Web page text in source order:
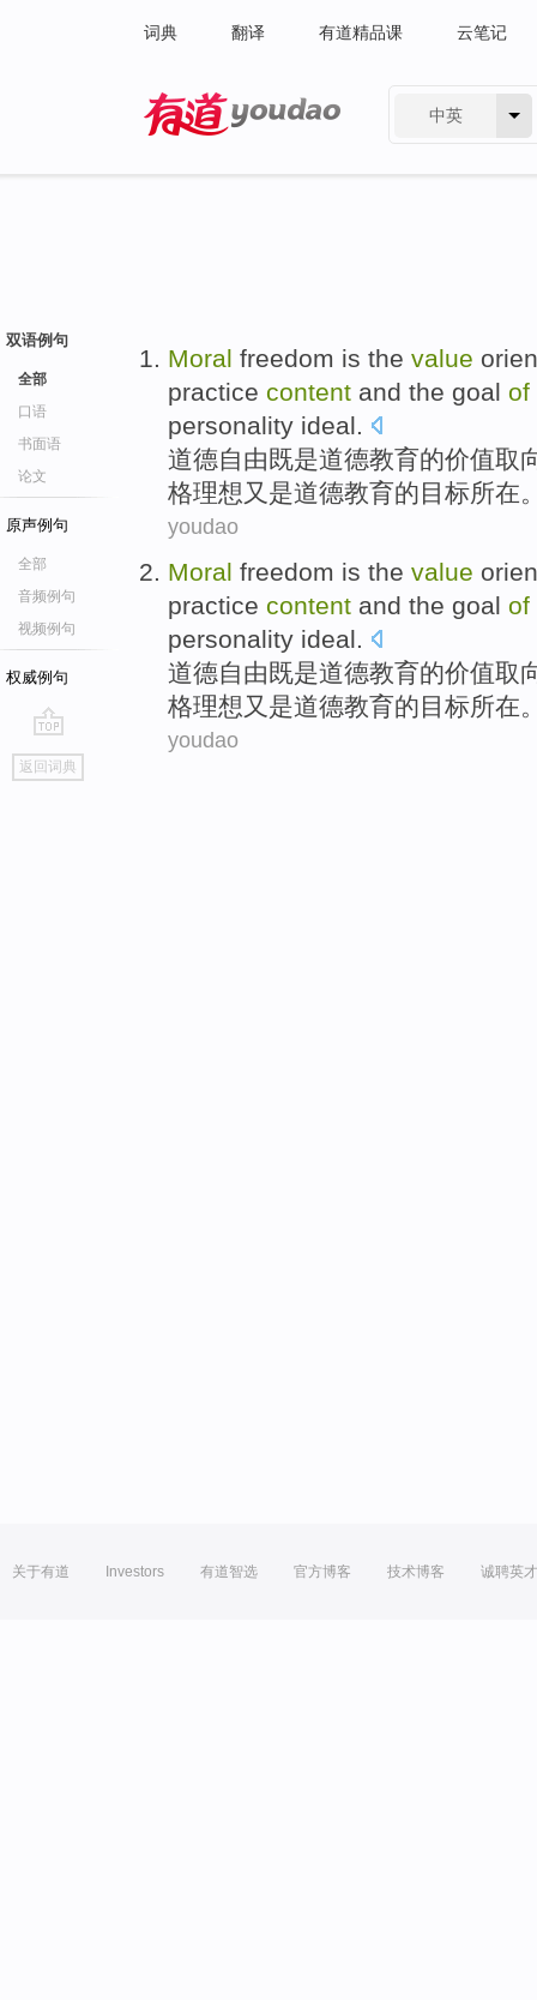
词典 翻译 有道精品课 云笔记
中英
双语例句
全部
口语
书面语
论文
原声例句
全部
音频例句
视频例句
权威例句
go
top
返回词典
Moral freedom is the value
practice content and the goal of
personality ideal.
道德自由 既是道德教育的价值取
格理想 又是道德教育的目标所在
youdao
Moral freedom is the value
practice content and the goal of
personality ideal.
道德自由 既是道德教育的价值取
格理想 又是道德教育的目标所在
youdao
关于有道 Investors 有道智选 官方博客 技术博客 诚聘英才